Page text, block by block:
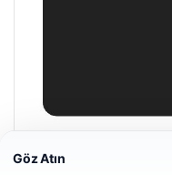
Enes Kaplan
Göz Atın